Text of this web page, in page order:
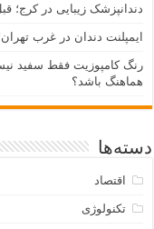
دندانپزشک زیبایی در کرج؛
ایمپلنت دندان در غرب
رنگ کامپوزیت فقط سفید
هماهنگ باشد؟
دسته‌ها
اقتصاد
تکنولوژی